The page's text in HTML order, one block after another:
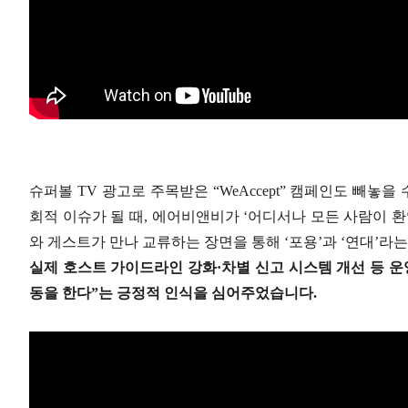
슈퍼볼 TV 광고로 주목받은 “WeAccept” 캠페인도 빼놓
회적 이슈가 될 때, 에어비앤비가 ‘어디서나 모든 사람이
와 게스트가 만나 교류하는 장면을 통해 ‘포용’과 ‘연대’
실제 호스트 가이드라인 강화·차별 신고 시스템 개선 등
동을 한다”는 긍정적 인식을 심어주었습니다.